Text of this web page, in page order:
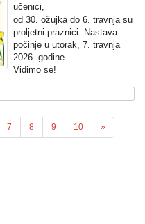
učenici,
od 30. ožujka do 6. travnja su
proljetni praznici. Nastava
počinje u utorak, 7. travnja
2026. godine.
Vidimo se!
7 8 9 10 »